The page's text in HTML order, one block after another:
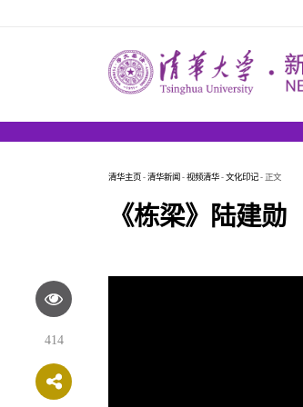
清华主页 - 清华新闻 - 视频清华 - 文化印记 - 正文
《栋梁》陆建勋
414